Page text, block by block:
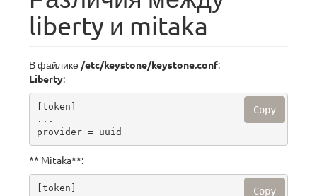
liberty и mitaka
В файлике /etc/keystone/keystone.conf:
Liberty:
[token]
...
provider = uuid
Copy
** Mitaka**:
[token]
Copy